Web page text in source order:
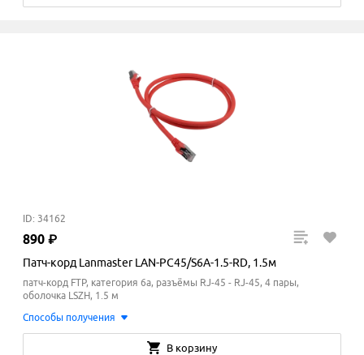
ID: 34162
890 ₽
Патч-корд Lanmaster LAN-PC45/S6A-1.5-RD, 1.5м
патч-корд FTP, категория 6a, разъёмы RJ-45 - RJ-45, 4 пары,
оболочка LSZH, 1.5 м
Способы получения
В корзину